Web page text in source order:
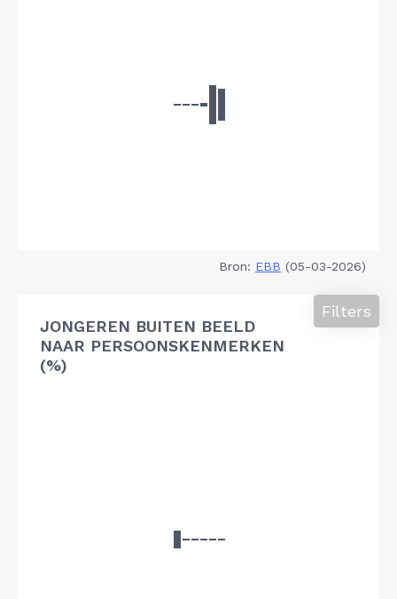
Bron: EBB (05-03-2026)
JONGEREN BUITEN BEELD
NAAR PERSOONSKENMERKEN
(%)
Filters